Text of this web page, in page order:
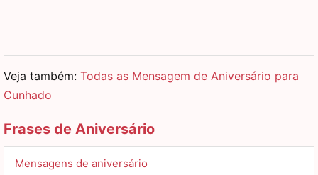
Veja também: Todas as Mensagem de Aniversário para
Cunhado
Frases de Aniversário
Mensagens de aniversário